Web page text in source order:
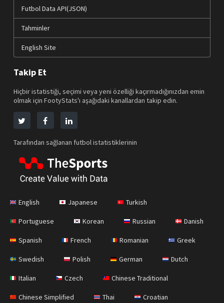
Futbol Data API(JSON)
Tahminler
English Site
Takip Et
Hiçbir istatistiği, seçimi veya yeni özelliği kaçırmadığınızdan emin
olmak için FootyStats'ı aşağıdaki kanallardan takip edin.
Tarafından sağlanan futbol istatistiklerinin
English Japanese Turkish
Portuguese Korean Russian Danish
Spanish French Romanian Greek
Swedish Polish German Dutch
Italian Czech Chinese Traditional
Chinese Simplified Thai Croatian